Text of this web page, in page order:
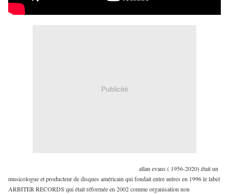
Publicité
allan evans ( 1956-2020) était un
musicologue et producteur de disques américain qui fondait entre autres en 1996 le label
ARBITER RECORDS qui était réformée en 2002 comme organisation non